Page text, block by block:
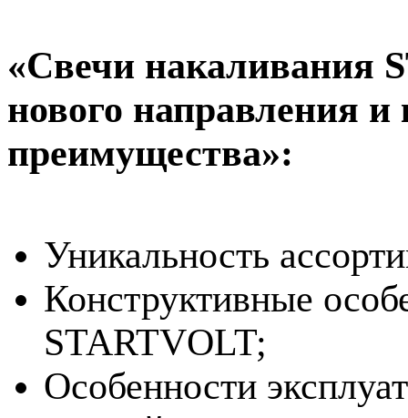
«Свечи накаливания
нового направления
преимущества»:
Уникальность
Конструктивные
STARTVOLT;
Особенности